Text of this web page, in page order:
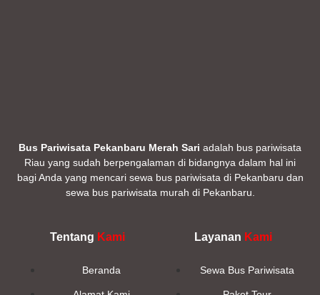
Bus Pariwisata Pekanbaru Merah Sari adalah bus pariwisata
Riau yang sudah berpengalaman di bidangnya dalam hal ini
bagi Anda yang mencari sewa bus pariwisata di Pekanbaru dan
sewa bus pariwisata murah di Pekanbaru.
Tentang Kami
Beranda
Layanan Kami
Sewa Bus Pariwisata